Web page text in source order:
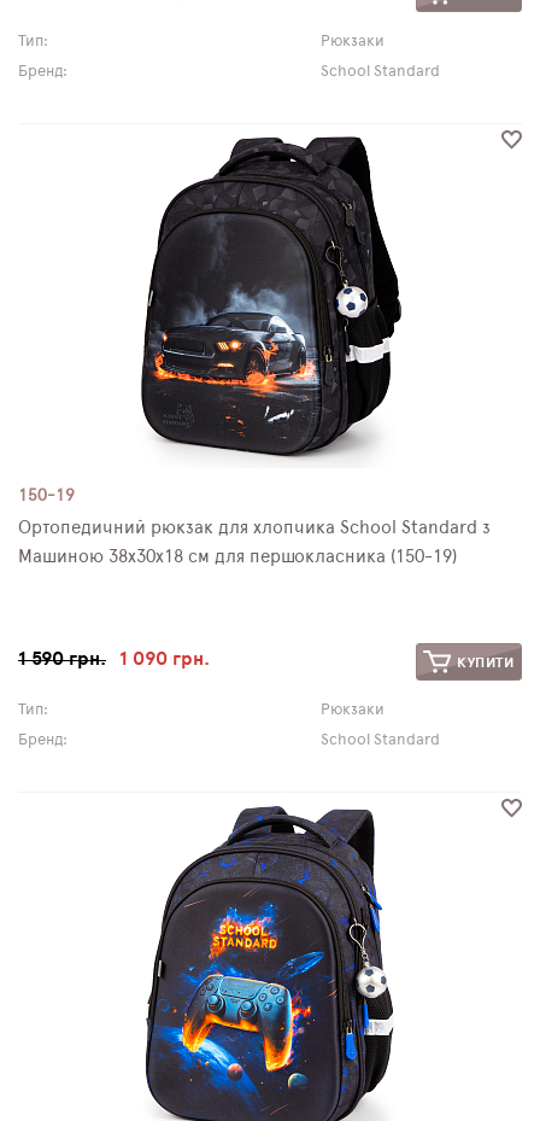
Тип:
Рюкзаки
Бренд:
School Standard
150-19
Ортопедичний рюкзак для хлопчика School Standard з
Машиною 38х30х18 см для першокласника (150-19)
1 590 грн. 1 090 грн. КУПИТИ
Тип:
Рюкзаки
Бренд:
School Standard